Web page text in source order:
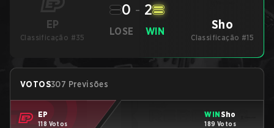
EP
Classificação #35
LOSE
0 - 2
WIN Sho
Classificação #15
VOTOS307 Previsões
EP
118 Votos
WINSho
189 Votos